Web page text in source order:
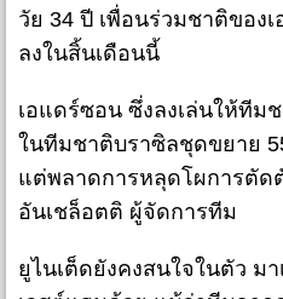
วัย 34 ปี เพื่อนร่วมชาติขอ
ลงในสิ้นเดือนนี้
เอแดร์ซอน ซึ่งลงเล่นให้ทีม
ในทีมชาติบราซิลชุดขยาย
แต่พลาดการหลุดโผการตัด
อันเชล็อตติ ผู้จัดการทีม
ยูไนเต็ดยังคงสนใจในตัว ม